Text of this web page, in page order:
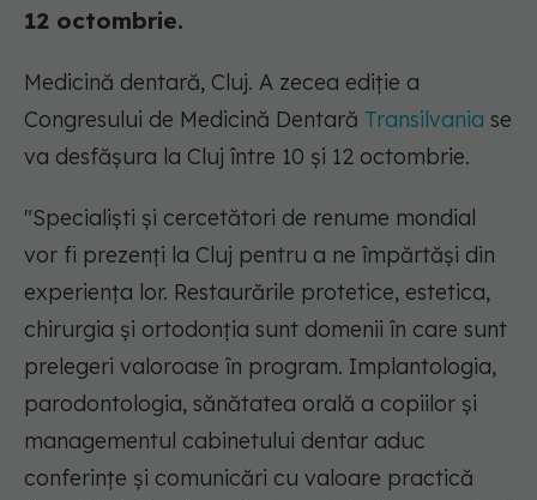
12 octombrie.
Medicină dentară, Cluj. A zecea ediție a
Congresului de Medicină Dentară Transilvania se
va desfășura la Cluj între 10 și 12 octombrie.
"Specialiști și cercetători de renume mondial
vor fi prezenți la Cluj pentru a ne împărtăși din
experiența lor. Restaurările protetice, estetica,
chirurgia și ortodonția sunt domenii în care sunt
prelegeri valoroase în program. Implantologia,
parodontologia, sănătatea orală a copiilor și
managementul cabinetului dentar aduc
conferințe și comunicări cu valoare practică